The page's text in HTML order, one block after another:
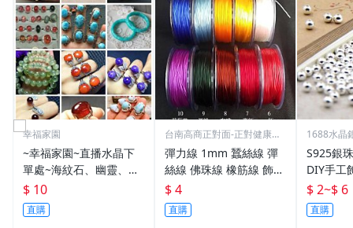
幸福家園
~幸福家園~直播水晶下
單處~海紋石、幽靈、碧
玉、緬甸玉、碧璽、葡萄
石、海藍寶、天河石、紅
石榴、髮晶、鈦金、勿直
$ 10
直購
台南高商正對面-正對健康路
校門
彈力線 1mm 蠶絲線 彈
絲線 佛珠線 橡筋線 飾品
線 扁絲線 串珠彈性線#
水晶#飾品#配件#手工di
y材料
$ 4
直購
1688水晶
S925銀
DIY手工
$ 2~$ 6
直購